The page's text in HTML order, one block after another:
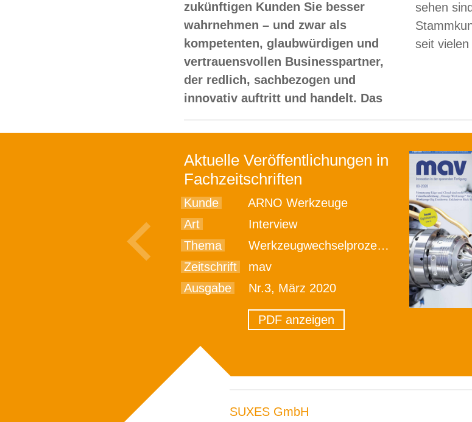
zukünftigen Kunden Sie besser
wahrnehmen – und zwar als
kompetenten, glaubwürdigen und
vertrauensvollen Businesspartner,
der redlich, sachbezogen und
innovativ auftritt und handelt. Das
sehen
seit
Aktuelle Veröffentlichungen in
Fachzeitschriften
Kunde
ARNO Werkzeuge
Art
Interview
Thema
Werkzeugwechselprozesse beflügeln
Zeitschrift
mav
Ausgabe
Nr.3, März 2020
PDF anzeigen
SUXES GmbH